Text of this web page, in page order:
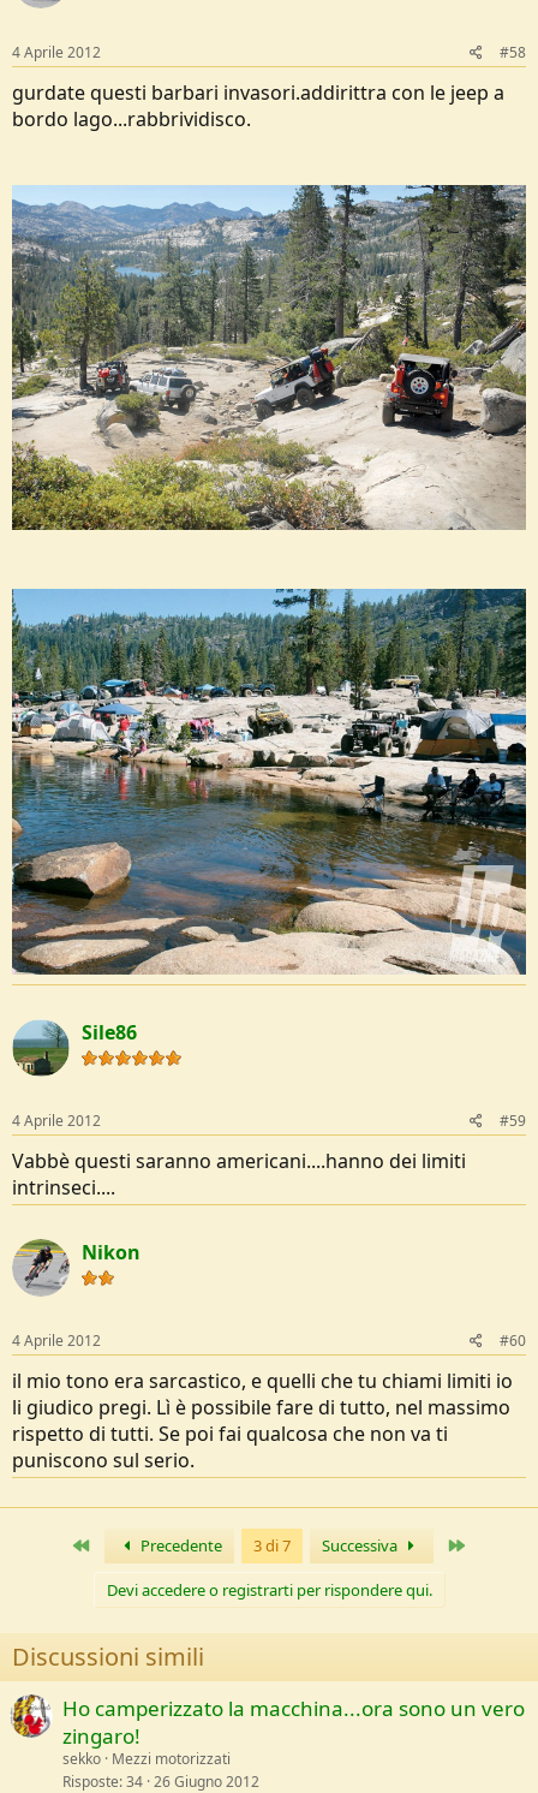
4 Aprile 2012 #58
gurdate questi barbari invasori.addirittra con le jeep a
bordo lago...rabbrividisco.
Sile86
4 Aprile 2012 #59
Vabbè questi saranno americani....hanno dei limiti
intrinseci....
Nikon
4 Aprile 2012 #60
il mio tono era sarcastico, e quelli che tu chiami limiti io
li giudico pregi. Lì è possibile fare di tutto, nel massimo
rispetto di tutti. Se poi fai qualcosa che non va ti
puniscono sul serio.
Primo Precedente 3 di 7 Successiva
Devi accedere o registrarti per rispondere qui.
Discussioni simili
Ho camperizzato la macchina...ora sono un vero
zingaro!
sekko Mezzi motorizzati
Risposte 34 26 Giugno 2012